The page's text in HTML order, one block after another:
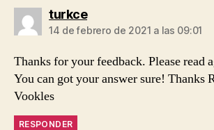
turkcedice:
14 de febrero de 2021 a las 09:01
Thanks for your feedback. Please read
You can got your answer sure! Thanks
Vookles
RESPONDER